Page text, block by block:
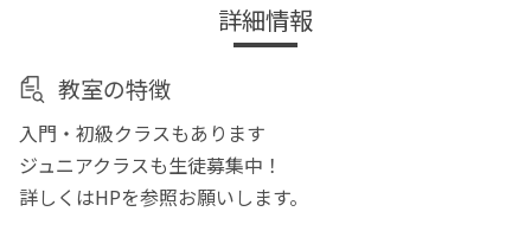
詳細情報
教室の特徴
入門・初級クラスもあります
ジュニアクラスも生徒募集中！
詳しくはHPを参照お願いします。